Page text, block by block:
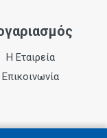
Η Εταιρεία
Επικοινωνία